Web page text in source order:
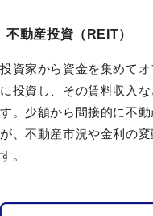
不動産投資（REIT）
投資家から資金を集めて
に投資し、その賃料収入
す。少額から間接的に不
が、不動産市況や金利の
す。